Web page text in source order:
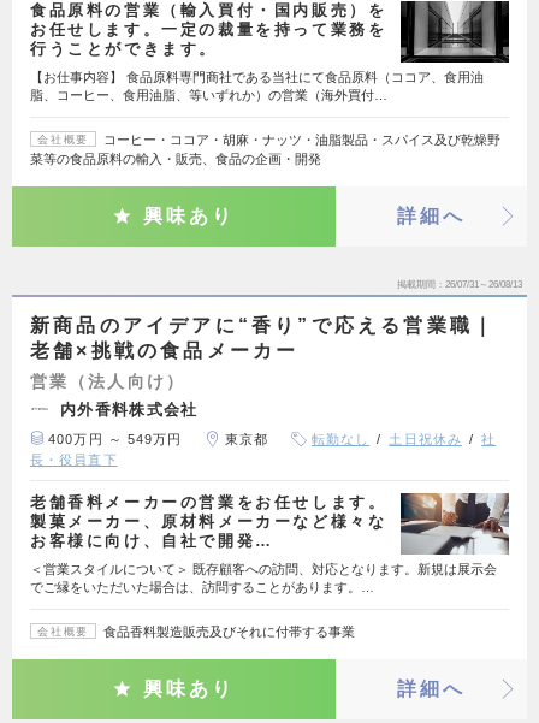
食品原料の営業（輸入買付・国内販売）を
お任せします。一定の裁量を持って業務を
行うことができます。
【お仕事内容】 食品原料専門商社である当社にて食品原料（ココア、食用油
脂、コーヒー、食用油脂、等いずれか）の営業（海外買付…
会社概要
コーヒー・ココア・胡麻・ナッツ・油脂製品・スパイス及び乾燥野
菜等の食品原料の輸入・販売、食品の企画・開発
興味あり 詳細へ
掲載期間 26/07/31～26/08/13
新商品のアイデアに“香り”で応える営業職｜
老舗×挑戦の食品メーカー
営業（法人向け）
内外香料株式会社
400万円 ～ 549万円 東京都 転勤なし 土日祝休み
社
長・役員直下
老舗香料メーカーの営業をお任せします。
製菓メーカー、原材料メーカーなど様々な
お客様に向け、自社で開発…
＜営業スタイルについて＞ 既存顧客への訪問、対応となります。新規は展示会
でご縁をいただいた場合は、訪問することがあります。…
会社概要 食品香料製造販売及びそれに付帯する事業
興味あり 詳細へ